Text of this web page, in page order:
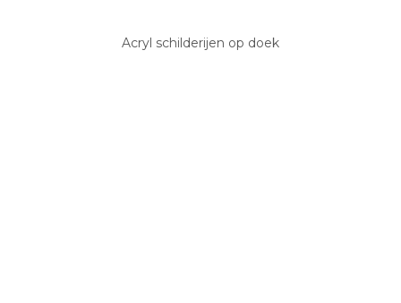
Acryl schilderijen op doek